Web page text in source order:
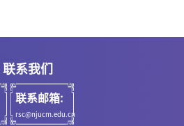
联系我们
联系邮箱:
rsc@njucm.edu.cn